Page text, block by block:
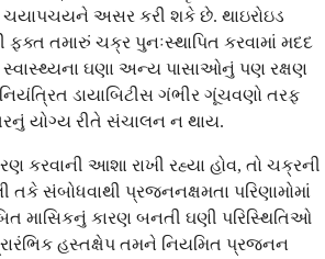
અસર કરી શકે છે. થાઇરોઇડ
તમારું ચક્ર પુનઃસ્થાપિત કરવામાં મદદ
સ્વાસ્થ્યના ઘણા અન્ય પાસાઓનું પણ રક્ષણ
ડાયાબિટીસ ગંભીર ગૂંચવણો તરફ
યોગ્ય રીતે સંચાલન ન થાય.
કરવાની આશા રાખી રહ્યા હોવ, તો ચક્રની
સંબોધવાથી પ્રજનનક્ષમતા પરિણામોમાં
માસિકનું કારણ બનતી ઘણી પરિસ્થિતિઓ
હસ્તક્ષેપ તમને નિયમિત પ્રજનન